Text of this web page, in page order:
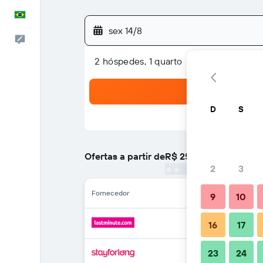
Comentários
sex 14/8
2 hóspedes, 1 quarto
Ofertas a partir deR$ 259
Fornecedor
D S
2 3
9 10
16 17
23 24